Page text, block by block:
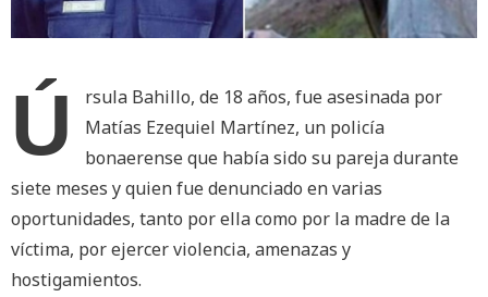
Ú
rsula Bahillo, de 18 años, fue asesinada por
Matías Ezequiel Martínez, un policía
bonaerense que había sido su pareja durante
siete meses y quien fue denunciado en varias
oportunidades, tanto por ella como por la madre de la
víctima, por ejercer violencia, amenazas y
hostigamientos.